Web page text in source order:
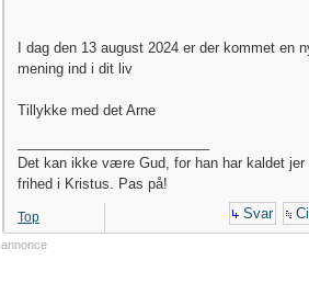
I dag den 13 august 2024 er der kommet en
mening ind i dit liv
Tillykke med det Arne
Det kan ikke være Gud, for han har kaldet jer
frihed i Kristus. Pas på!
Top Svar
annonce